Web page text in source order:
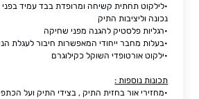
•לילקוט תחתית קשיחה ומרופדת בבד עמיד
נכונה וליציבות התיק
•רגליות פלסטיק להגנה מפני שחיקה
•בעלות מחבר ייחודי המאפשרות חיבור לעגלת
•ילקוט אורטופדי השוקל כקילוגרם
תכונות נוספות :
•מחזירי אור בחזית התיק , בצידי התיק ועל